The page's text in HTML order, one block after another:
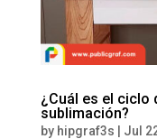
¿Cuál es el ciclo
sublimación?
by hipgraf3s Jul